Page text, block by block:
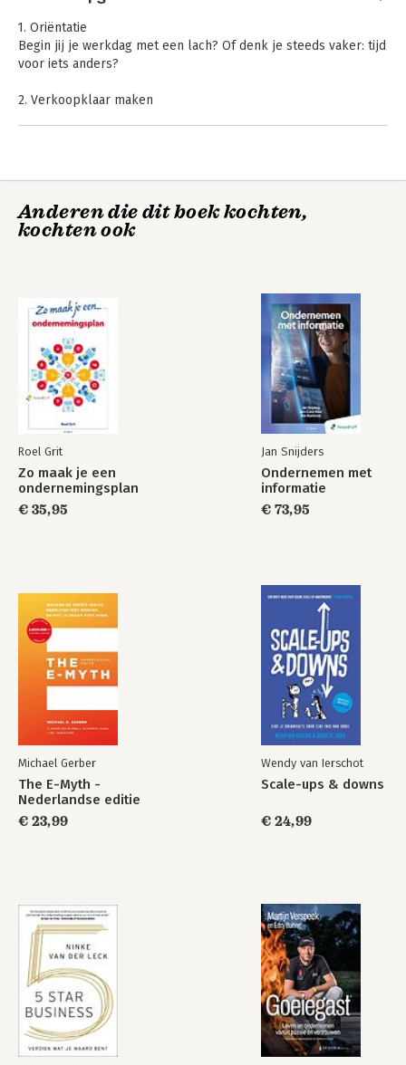
1. Oriëntatie
Begin jij je werkdag met een lach? Of denk je steeds vaker: tijd
voor iets anders?
2. Verkoopklaar maken
kans op champagne.
5. Verkocht
En nu? Wie ben je eigenlijk zonder je bedrijf? En wat wil je
Anderen die dit boek kochten,
kochten ook
Roel Grit
Zo maak je een
ondernemingsplan
€ 35,95
Jan Snijders
Ondernemen met
informatie
€ 73,95
Michael Gerber
The E-Myth -
Nederlandse editie
€ 23,99
Wendy van Ierschot
Scale-ups & downs
€ 24,99